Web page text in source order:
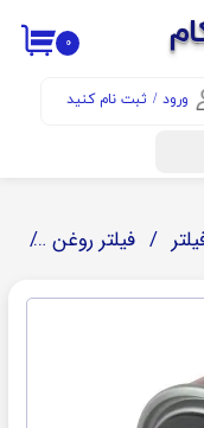
ورود / ثبت نام کنید
۰
فیلتر روغن